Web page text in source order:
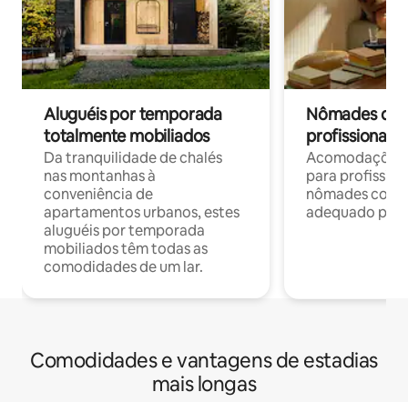
Aluguéis por temporada
totalmente mobiliados
Da tranquilidade de chalés
nas montanhas à
conveniência de
apartamentos urbanos, estes
aluguéis por temporada
mobiliados têm todas as
comodidades de um lar.
Nômades
profissionais
para
nômades com
adequado
Comodidades e vantagens de estadias
mais longas